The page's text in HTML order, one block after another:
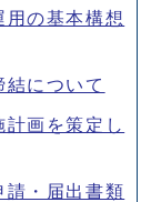
の基本構想
について
画を策定し
請・届出書類